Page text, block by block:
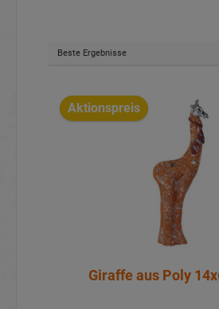
Aktionspreis
Giraffe aus Poly